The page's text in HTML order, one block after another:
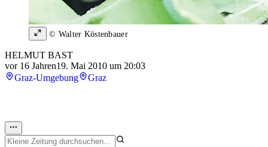
© Walter Köstenbauer
HELMUT BAST
vor 16 Jahren19. Mai 2010 um 20:03
Graz-Umgebung
Graz